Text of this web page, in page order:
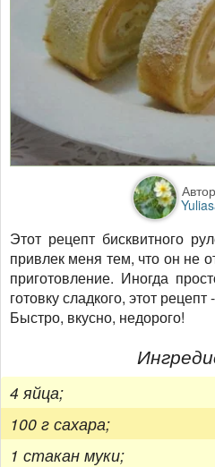
Этот рецепт бисквитного
привлек меня тем, что он не
приготовление. Иногда
готовку сладкого, этот
Быстро, вкусно, недорого!
4 яйца;
100 г сахара;
1 стакан муки;